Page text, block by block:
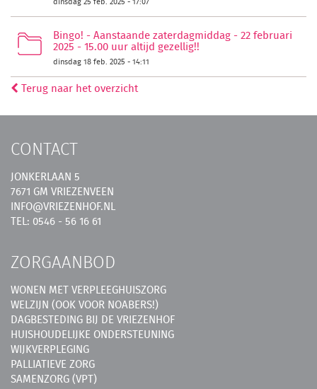
Bingo! - Aanstaande zaterdagmiddag - 22 februari
2025 - 15.00 uur altijd gezellig!!
dinsdag 18 feb. 2025 - 14:11
Terug naar het overzicht
CONTACT
JONKERLAAN 5
7671 GM VRIEZENVEEN
INFO@VRIEZENHOF.NL
TEL: 0546 - 56 16 61
ZORGAANBOD
WONEN MET VERPLEEGHUISZORG
WELZIJN (OOK VOOR NOABERS!)
DAGBESTEDING BIJ DE VRIEZENHOF
HUISHOUDELIJKE ONDERSTEUNING
WIJKVERPLEGING
PALLIATIEVE ZORG
SAMENZORG (VPT)